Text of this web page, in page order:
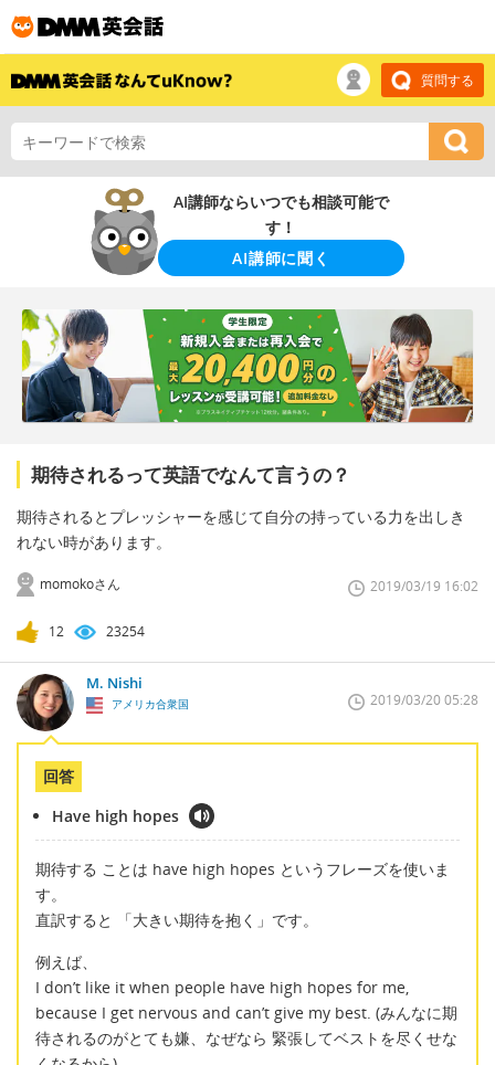
質問する
AI講師ならいつでも相談可能で
す！
AI講師に聞く
期待されるって英語でなんて言うの？
期待されるとプレッシャーを感じて自分の持っている力を出しき
れない時があります。
momokoさん 2019/03/19 16:02
12 23254
M. Nishi
アメリカ合衆国 2019/03/20 05:28
回答
Have high hopes
期待する ことは have high hopes というフレーズを使いま
す。
直訳すると 「大きい期待を抱く」です。
例えば、
I don’t like it when people have high hopes for me,
because I get nervous and can’t give my best. (みんなに期
待されるのがとても嫌、なぜなら 緊張してベストを尽くせな